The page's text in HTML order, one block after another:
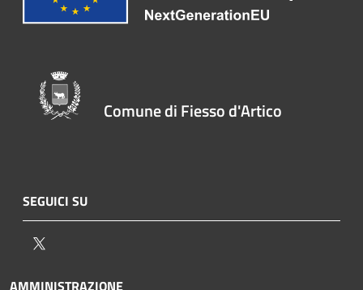
Comune di Fiesso d'Artico
SEGUICI SU
AMMINISTRAZIONE